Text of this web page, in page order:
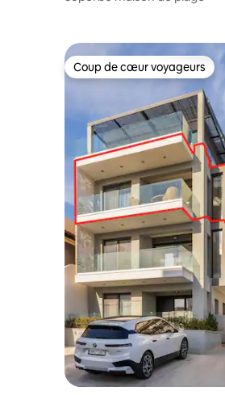
Coup de cœur voyageurs
Coup de cœur voyageurs